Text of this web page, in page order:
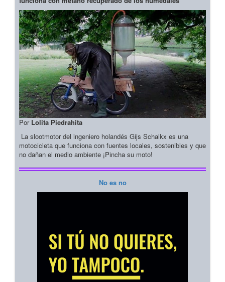
Por Lolita Piedrahita
La slootmotor del ingeniero holandés Gijs Schalkx es una
motocicleta que funciona con fuentes locales, sostenibles y que
no dañan el medio ambiente ¡Pincha su moto!
No es no